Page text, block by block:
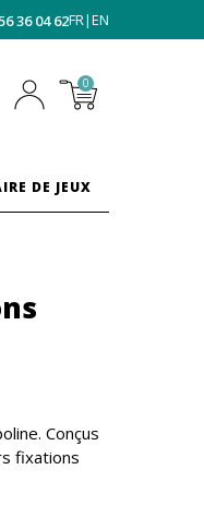
36 04 62FR|EN
0
DE JEUX
Conçus
fixations